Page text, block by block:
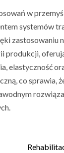
w
systemów
zastosowaniu
produkcji,
elastyczność
co sprawia,